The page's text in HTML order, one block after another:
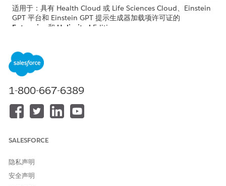
适用于：具有 Health Cloud 或 Life Sciences Cloud、Einstein
GPT 平台和 Einstein GPT 提示生成器加载项许可证的
Enterprise
和 Unlimited Edition
mmary 和CallScriptForPharmacyBenefits
权益和调用脚本摘要方面有效地检索和使用数据。
CallScriptForPharmacyBenefits 上下文定义。要进行任何更
PharmacyBenefitsSummary
1-800-667-6389
SALESFORCE
隐私声明
安全声明